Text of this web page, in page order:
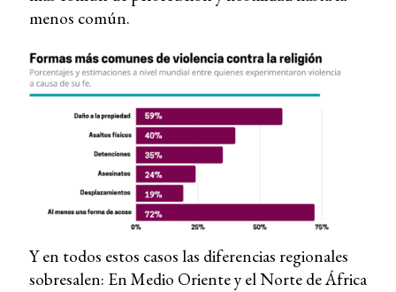
menos común.
Y en todos estos casos las diferencias regionales
sobresalen: En Medio Oriente y el Norte de África